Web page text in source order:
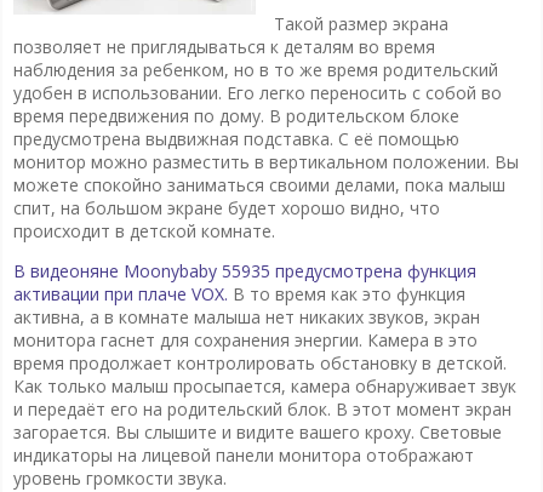
Такой размер экрана
позволяет не приглядываться к деталям во время
наблюдения за ребенком, но в то же время родительский
удобен в использовании. Его легко переносить с собой во
время передвижения по дому. В родительском блоке
предусмотрена выдвижная подставка. С её помощью
монитор можно разместить в вертикальном положении. Вы
можете спокойно заниматься своими делами, пока малыш
спит, на большом экране будет хорошо видно, что
происходит в детской комнате.
В видеоняне Moonybaby 55935 предусмотрена функция
активации при плаче VOX. В то время как это функция
активна, а в комнате малыша нет никаких звуков, экран
монитора гаснет для сохранения энергии. Камера в это
время продолжает контролировать обстановку в детской.
Как только малыш просыпается, камера обнаруживает звук
и передаёт его на родительский блок. В этот момент экран
загорается. Вы слышите и видите вашего кроху. Световые
индикаторы на лицевой панели монитора отображают
уровень громкости звука.